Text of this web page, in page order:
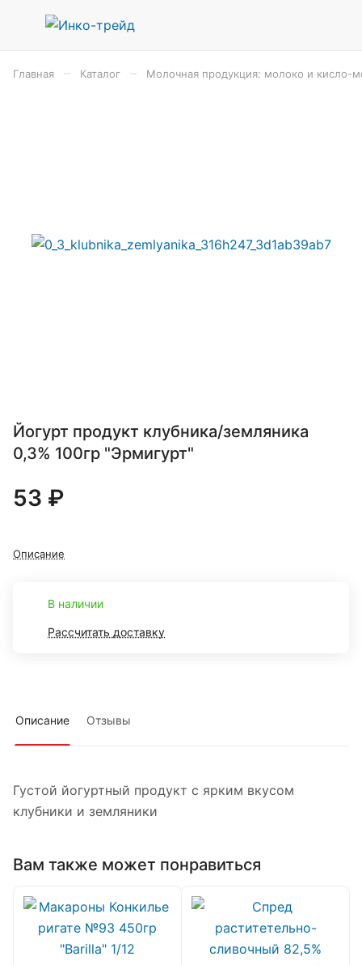
Главная Каталог Молочная продукция: молоко и кисло-
Йогурт продукт клубника/земляника
0,3% 100гр "Эрмигурт"
53 ₽
Описание
В наличии
Рассчитать доставку
Описание Отзывы
Густой йогуртный продукт с ярким вкусом
клубники и земляники
Вам также может понравиться